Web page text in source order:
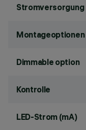
Stromversorgung
Montageoptionen
Dimmable option
Kontrolle
LED-Strom (mA)